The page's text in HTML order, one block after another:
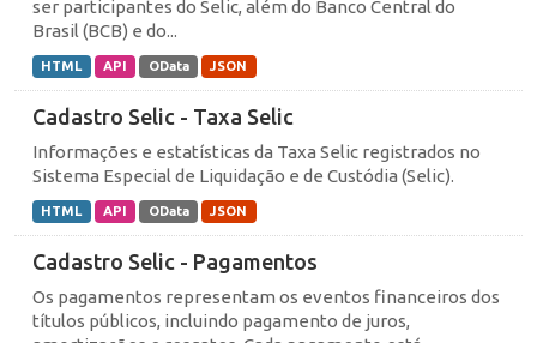
ser participantes do Selic, além do Banco Central do
Brasil (BCB) e do...
HTML API OData JSON
Cadastro Selic - Taxa Selic
Informações e estatísticas da Taxa Selic registrados no
Sistema Especial de Liquidação e de Custódia (Selic).
HTML API OData JSON
Cadastro Selic - Pagamentos
Os pagamentos representam os eventos financeiros dos
títulos públicos, incluindo pagamento de juros,